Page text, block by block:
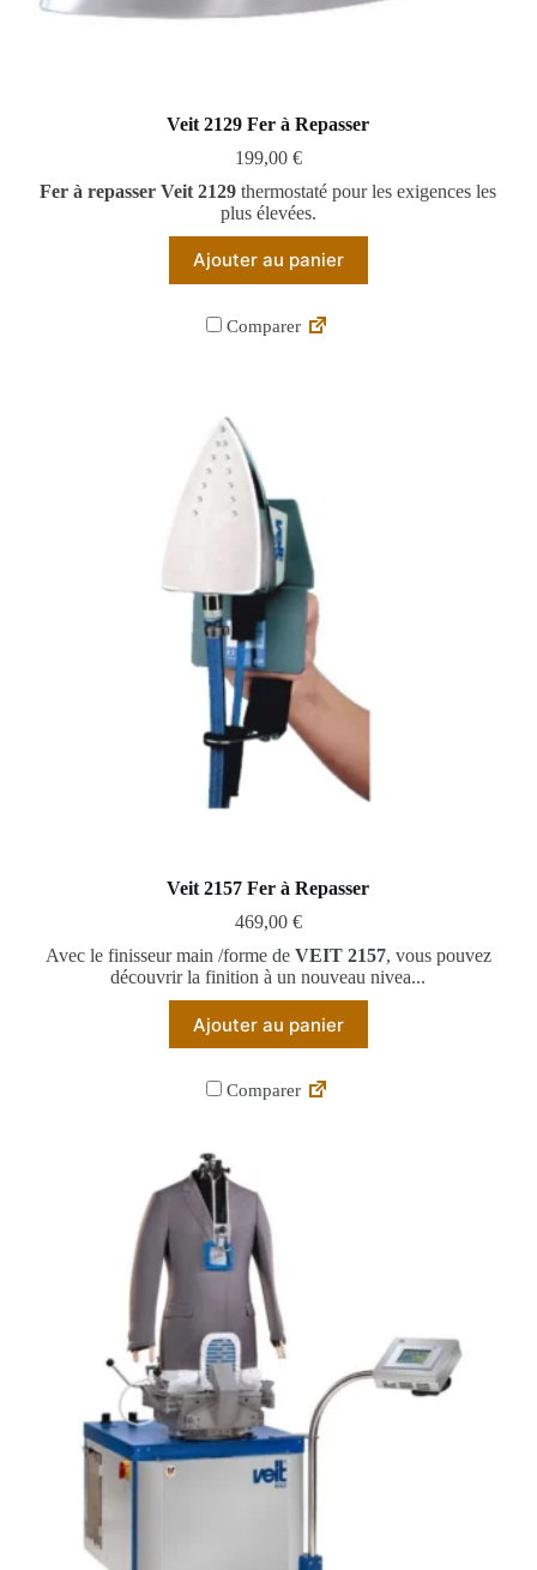
Veit 2129 Fer à Repasser
199,00 €
Fer à repasser Veit 2129 thermostaté pour les exigences les
plus élevées.
Ajouter au panier
Comparer
Veit 2157 Fer à Repasser
469,00 €
Avec le finisseur main /forme de VEIT 2157, vous pouvez
découvrir la finition à un nouveau nivea...
Ajouter au panier
Comparer